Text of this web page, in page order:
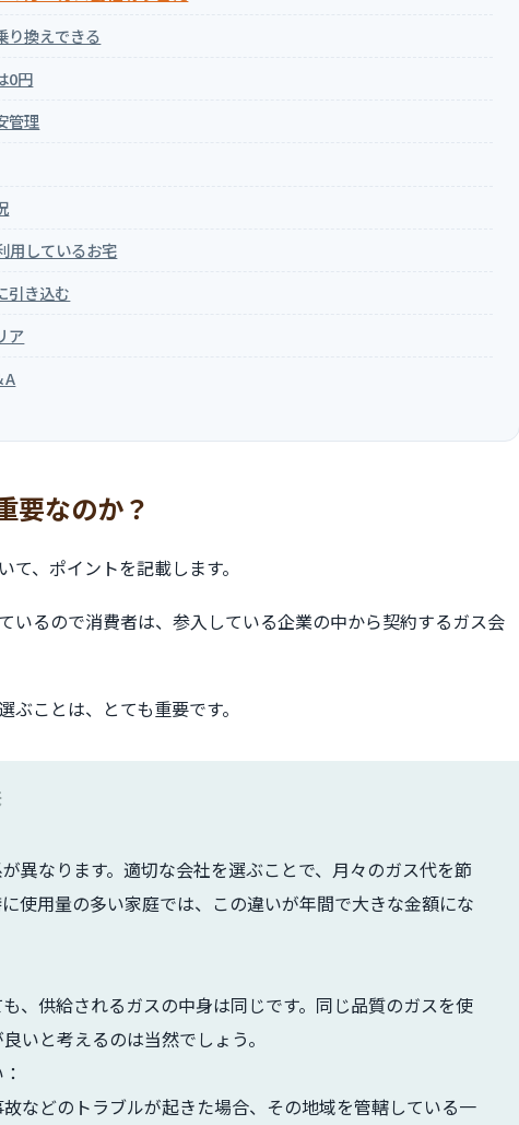
り換えできる
0円
管理
用しているお宅
引き込む
ア
A
要なのか？
、ポイントを記載します。
いるので消費者は、参入している企業の中から契約するガス会
ことは、とても重要です。
異なります。適切な会社を選ぶことで、月々のガス代を節
使用量の多い家庭では、この違いが年間で大きな金額にな
、供給されるガスの中身は同じです。同じ品質のガスを使
いと考えるのは当然でしょう。
などのトラブルが起きた場合、その地域を管轄している一